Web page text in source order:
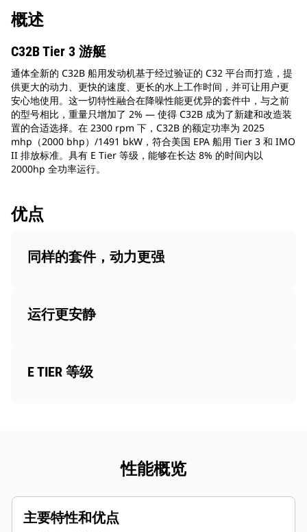
概述
C32B Tier 3 游艇
通体全新的 C32B 船用发动机基于经过验证的 C32 平台而打造，提
供更大的动力、更快的速度、更长的水上工作时间，并可让用户更
安心地使用。这一切特性融合在降噪性能更优异的套件中，与之前
的型号相比，重量只增加了 2% — 使得 C32B 成为了新建和改造装
置的合适选择。在 2300 rpm 下，C32B 的额定功率为 2025
mhp（2000 bhp）/1491 bkW，符合美国 EPA 船用 Tier 3 和 IMO
II 排放标准。具有 E Tier 等级，能够在长达 8% 的时间内以
2000hp 全功率运行。
优点
同样的套件，动力更强
运行更安静
E TIER 等级
性能概览
主要特性和优点